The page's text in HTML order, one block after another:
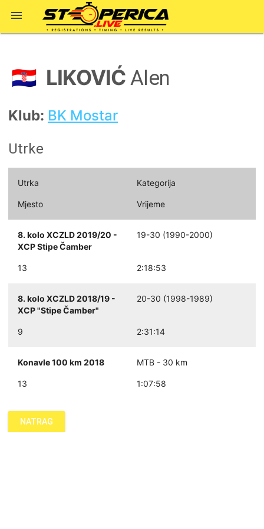

🇭🇷 LIKOVIĆAlen
Klub: BK Mostar
Utrke
Utrka Kategorija
Mjesto Vrijeme
8. kolo XCZLD 2019/20 -
XCP Stipe Čamber
19-30 (1990-2000)
13 2:18:53
8. kolo XCZLD 2018/19 -
XCP "Stipe Čamber"
20-30 (1998-1989)
9 2:31:14
Konavle 100 km 2018 MTB - 30 km
13 1:07:58
NATRAG